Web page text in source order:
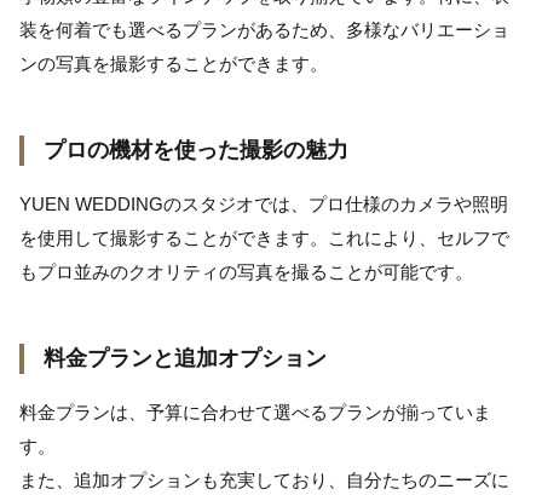
装を何着でも選べるプランがあるため、多様なバリエーショ
ンの写真を撮影することができます。
プロの機材を使った撮影の魅力
YUEN WEDDINGのスタジオでは、プロ仕様のカメラや照明
を使用して撮影することができます。これにより、セルフで
もプロ並みのクオリティの写真を撮ることが可能です。
料金プランと追加オプション
料金プランは、予算に合わせて選べるプランが揃っていま
す。
また、追加オプションも充実しており、自分たちのニーズに